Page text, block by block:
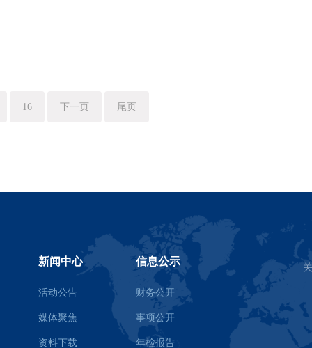
16 下一页 尾页
新闻中心
活动公告
媒体聚焦
资料下载
信息公示
财务公开
事项公开
年检报告